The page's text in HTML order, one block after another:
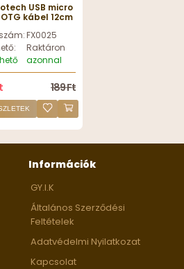
USB micro
OTG kábel 12cm
FX0025
Raktáron
azonnal
189 Ft
Információk
GY.I.K
Általános Szerződési
Feltételek
Adatvédelmi Nyilatkozat
Kapcsolat